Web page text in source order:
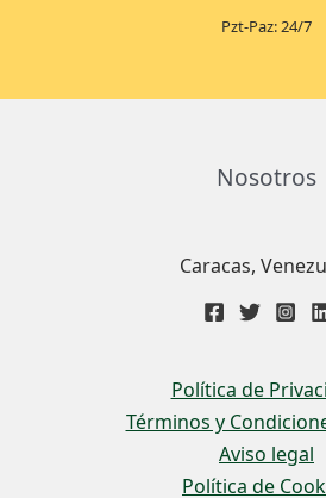
Pzt-Paz: 24/7
Nosotros
Caracas,
Política de
Términos y
Aviso legal
Política de